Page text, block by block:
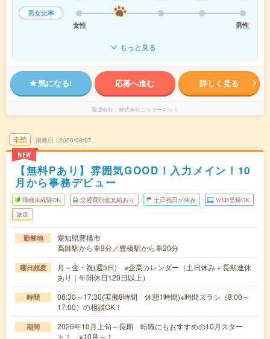
男女比率
女性
男性
もっと見る
気になる! 応募へ進む 詳しく見る
派遣会社 株式会社ニッソーネット
未読
NEW
掲載日 2026/08/07
【無料Pあり】雰囲気GOOD！入力メイン！10
月から事務デビュー
職種未経験OK 交通費別途支給あり 土日祝日が休み WEB登録OK
派遣
勤務地
愛知県豊橋市
高師駅から車9分／豊橋駅から車20分
曜日頻度
月～金・祝(週5日) ※企業カレンダー（土日休み＋長期連休
あり｜年間休日120日以上）
時間
08:30～17:30(実働8時間 休憩1時間)※時間ズラシ（8:00～
17:00）の相談OK！
期間
2026年10月上旬～長期 転職にもおすすめの10月スター
ト！ ※10月～！